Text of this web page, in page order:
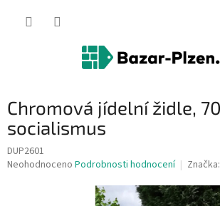
Chromová jídelní židle,
socialismus
DUP2601
Průměrné
Neohodnoceno Podrobnosti hodnocení Značka: